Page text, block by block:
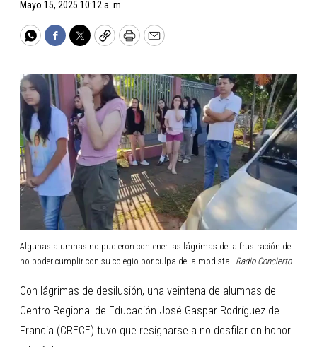
Mayo 15, 2025 10:12 a. m.
WhatsApp
Facebook
TwitterCopyPrintEmail
Algunas alumnas no pudieron contener las lágrimas de la frustración de
no poder cumplir con su colegio por culpa de la modista.
Radio Concierto
Con lágrimas de desilusión, una veintena de alumnas de
Centro Regional de Educación José Gaspar Rodríguez de
Francia (CRECE) tuvo que resignarse a no desfilar en honor